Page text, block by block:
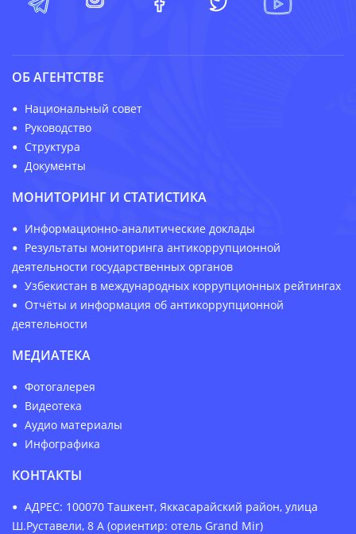
ОБ АГЕНТСТВЕ
Национальный совет
Руководство
Структура
Документы
МОНИТОРИНГ И СТАТИСТИКА
Информационно-аналитические доклады
Результаты мониторинга антикоррупционной
деятельности государственных органов
Узбекистан в международных коррупционных рейтингах
Отчёты и информация об антикоррупционной
деятельности
МЕДИАТЕКА
Фотогалерея
Видеотека
Аудио материалы
Инфографика
КОНТАКТЫ
АДРЕС: 100070 Ташкент, Яккасарайский район, улица
Ш.Руставели, 8 А (ориентир: отель Grand Mir)